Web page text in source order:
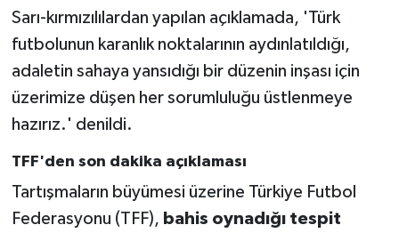
Sarı-kırmızılılardan yapılan açıklamada, 'Türk
futbolunun karanlık noktalarının aydınlatıldığı,
adaletin sahaya yansıdığı bir düzenin inşası için
üzerimize düşen her sorumluluğu üstlenmeye
hazırız.' denildi.
TFF'den son dakika açıklaması
Tartışmaların büyümesi üzerine Türkiye Futbol
Federasyonu (TFF), bahis oynadığı tespit